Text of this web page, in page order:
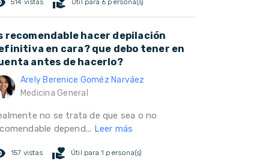
514 vistas Útil para 6 persona(s)
recomendable hacer depilación
en cara? que debo tener en
antes de hacerlo?
Arely Berenice Goméz Narváez
Medicina General
no se trata de que sea o no
depend... Leer más
157 vistas volunteer_activism Útil para 1 persona(s)